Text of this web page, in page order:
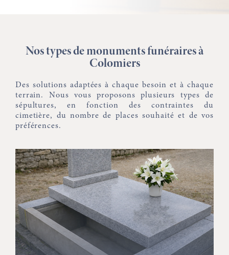
Nos types de monuments funéraires à
Colomiers
Des solutions adaptées à chaque besoin et à chaque
terrain. Nous vous proposons plusieurs types de
sépultures, en fonction des contraintes du
cimetière, du nombre de places souhaité et de vos
préférences.